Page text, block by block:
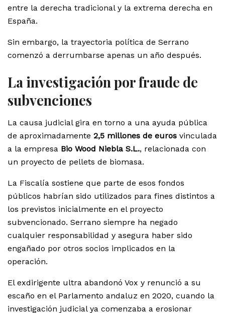
entre la derecha tradicional y la extrema derecha en
España.
Sin embargo, la trayectoria política de Serrano
comenzó a derrumbarse apenas un año después.
La investigación por fraude de
subvenciones
La causa judicial gira en torno a una ayuda pública
de aproximadamente 2,5 millones de euros vinculada
a la empresa Bio Wood Niebla S.L., relacionada con
un proyecto de pellets de biomasa.
La Fiscalía sostiene que parte de esos fondos
públicos habrían sido utilizados para fines distintos a
los previstos inicialmente en el proyecto
subvencionado. Serrano siempre ha negado
cualquier responsabilidad y asegura haber sido
engañado por otros socios implicados en la
operación.
El exdirigente ultra abandonó Vox y renunció a su
escaño en el Parlamento andaluz en 2020, cuando la
investigación judicial ya comenzaba a erosionar